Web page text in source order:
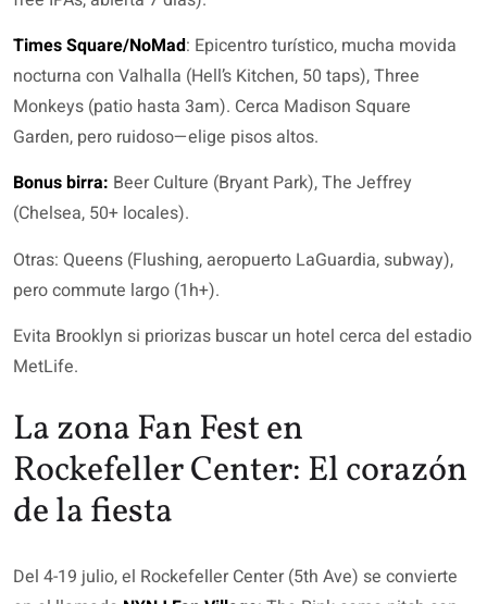
Times Square/NoMad: Epicentro turístico, mucha movida
nocturna con Valhalla (Hell’s Kitchen, 50 taps), Three
Monkeys (patio hasta 3am). Cerca Madison Square
Garden, pero ruidoso—elige pisos altos.
Bonus birra: Beer Culture (Bryant Park), The Jeffrey
(Chelsea, 50+ locales).
Otras: Queens (Flushing, aeropuerto LaGuardia, subway),
pero commute largo (1h+).
Evita Brooklyn si priorizas buscar un hotel cerca del estadio
MetLife.
La zona Fan Fest en
Rockefeller Center: El corazón
de la fiesta
Del 4-19 julio, el Rockefeller Center (5th Ave) se convierte